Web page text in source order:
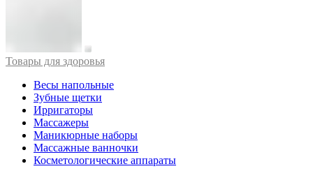
Товары для здоровья
Весы напольные
Зубные щетки
Ирригаторы
Массажеры
Маникюрные наборы
Массажные ванночки
Косметологические аппараты